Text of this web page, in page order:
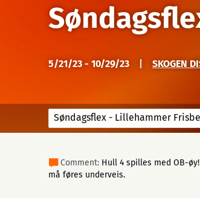
5/21/23 - 10/29/23 SKOGEN
Søndagsflex - Lillehammer
Comment: Hull 4 spilles med OB-
må føres underveis.